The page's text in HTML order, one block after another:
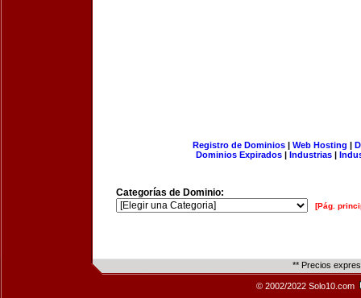
Registro de Dominios| Web Hosting |
Dominios Expirados | Industrias |
Categorías de Dominio:
[Pág.
** Precios
© 2002/2022 Solo10.com